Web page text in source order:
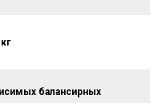
балансирных